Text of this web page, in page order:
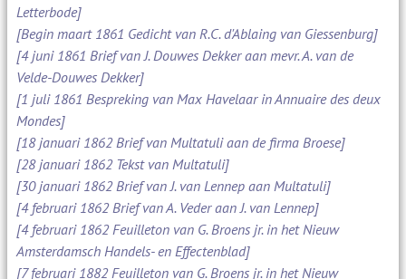
Letterbode]
[Begin maart 1861 Gedicht van R.C. d'Ablaing van Giessenburg]
[4 juni 1861 Brief van J. Douwes Dekker aan mevr. A. van de
Velde-Douwes Dekker]
[1 juli 1861 Bespreking van Max Havelaar in Annuaire des deux
Mondes]
[18 januari 1862 Brief van Multatuli aan de firma Broese]
[28 januari 1862 Tekst van Multatuli]
[30 januari 1862 Brief van J. van Lennep aan Multatuli]
[4 februari 1862 Brief van A. Veder aan J. van Lennep]
[4 februari 1862 Feuilleton van G. Broens jr. in het Nieuw
Amsterdamsch Handels- en Effectenblad]
[7 februari 1882 Feuilleton van G. Broens jr. in het Nieuw